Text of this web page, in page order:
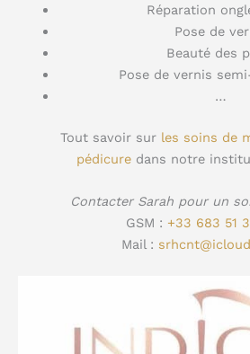
Réparation
Pose de
Beauté des
Pose de vernis
…
Tout savoir sur les soins de
pédicuredans notre
Contacter Sarah pour un
GSM : +33 683 51
Mail :